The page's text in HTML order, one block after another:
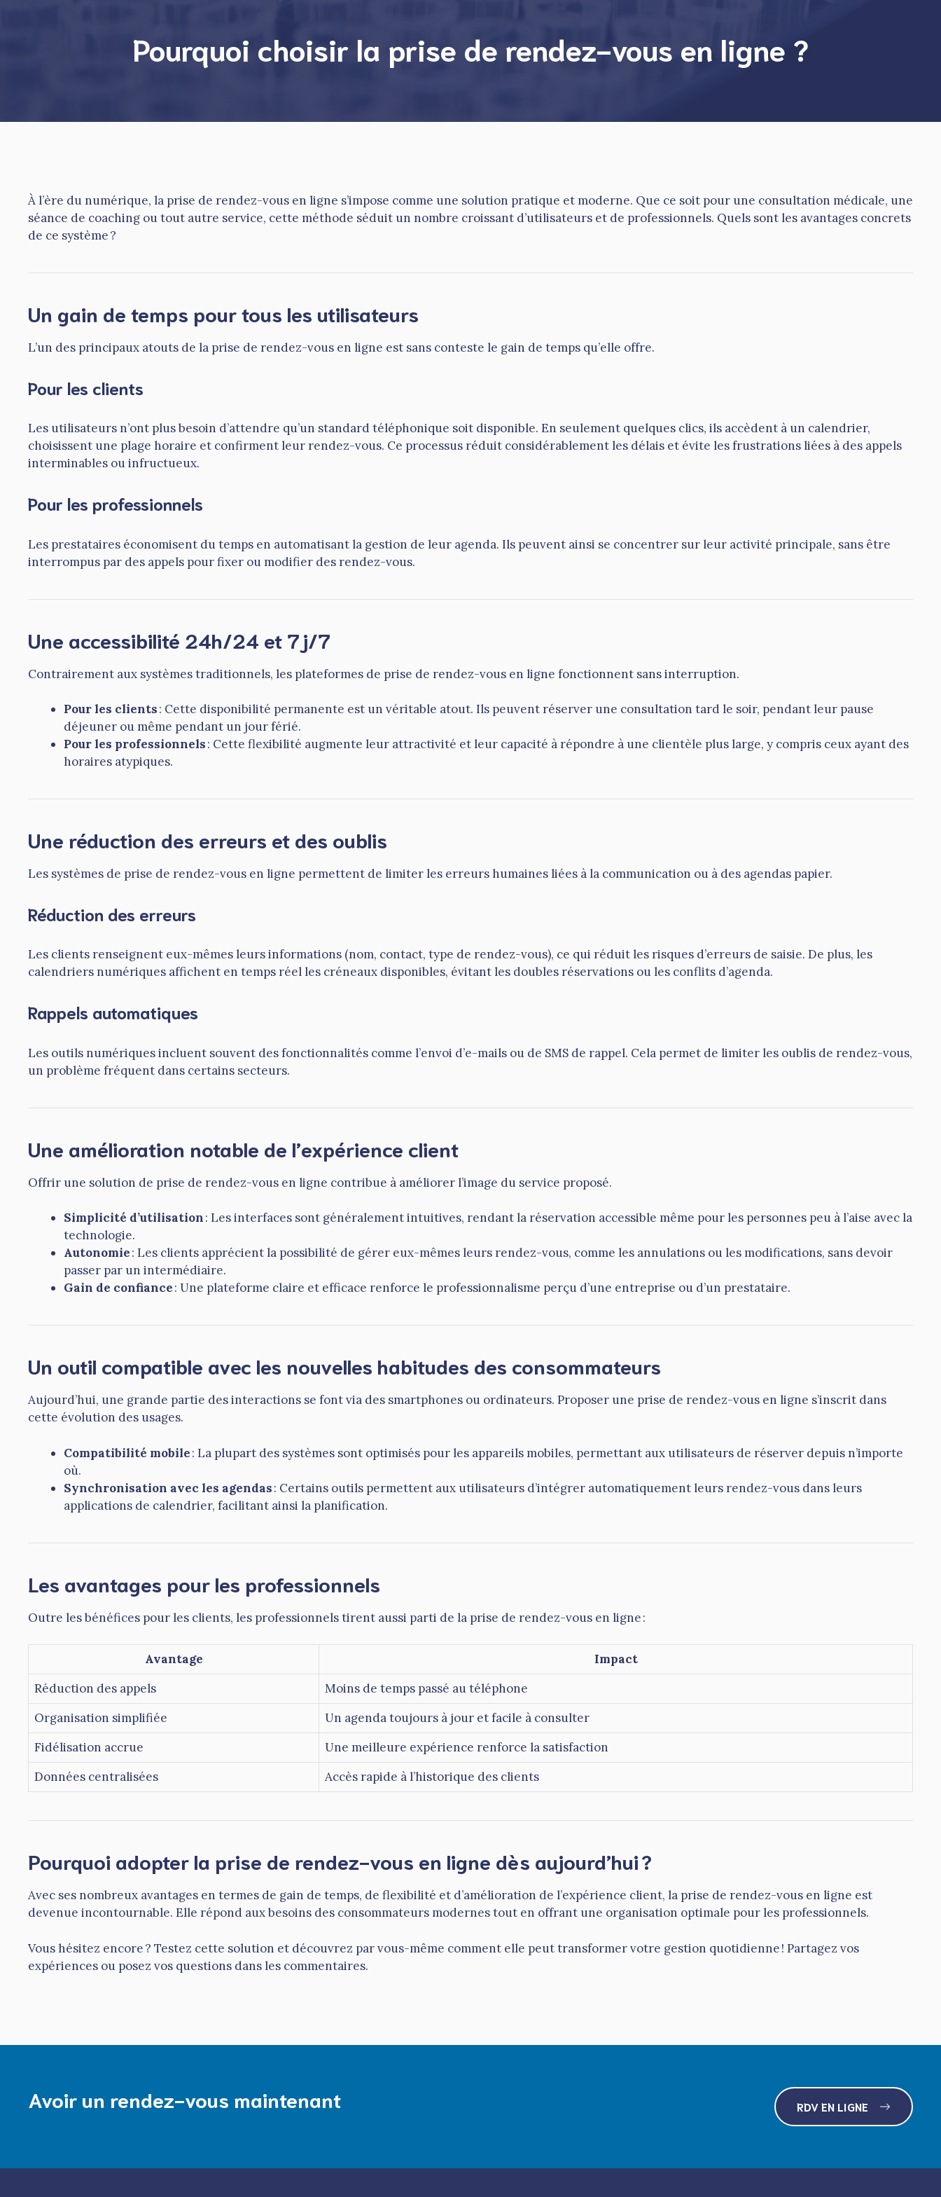
Pourquoi choisir la prise de rendez-vous en ligne ?
À l’ère du numérique, la prise de rendez-vous en ligne s’impose comme une solution pratique et moderne. Que ce soit pour une consultation médicale, une
séance de coaching ou tout autre service, cette méthode séduit un nombre croissant d’utilisateurs et de professionnels. Quels sont les avantages concrets
de ce système ?
Un gain de temps pour tous les utilisateurs
L’un des principaux atouts de la prise de rendez-vous en ligne est sans conteste le gain de temps qu’elle offre.
Pour les clients
Les utilisateurs n’ont plus besoin d’attendre qu’un standard téléphonique soit disponible. En seulement quelques clics, ils accèdent à un calendrier,
choisissent une plage horaire et confirment leur rendez-vous. Ce processus réduit considérablement les délais et évite les frustrations liées à des appels
interminables ou infructueux.
Pour les professionnels
Les prestataires économisent du temps en automatisant la gestion de leur agenda. Ils peuvent ainsi se concentrer sur leur activité principale, sans être
interrompus par des appels pour fixer ou modifier des rendez-vous.
Une accessibilité 24h/24 et 7j/7
Contrairement aux systèmes traditionnels, les plateformes de prise de rendez-vous en ligne fonctionnent sans interruption.
Pour les clients: Cette disponibilité permanente est un véritable atout. Ils peuvent réserver une consultation tard le soir, pendant leur pause
déjeuner ou même pendant un jour férié.
Pour les professionnels: Cette flexibilité augmente leur attractivité et leur capacité à répondre à une clientèle plus large, y compris ceux ayant des
horaires atypiques.
Une réduction des erreurs et des oublis
Les systèmes de prise de rendez-vous en ligne permettent de limiter les erreurs humaines liées à la communication ou à des agendas papier.
Réduction des erreurs
Les clients renseignent eux-mêmes leurs informations (nom, contact, type de rendez-vous), ce qui réduit les risques d’erreurs de saisie. De plus, les
calendriers numériques affichent en temps réel les créneaux disponibles, évitant les doubles réservations ou les conflits d’agenda.
Rappels automatiques
Les outils numériques incluent souvent des fonctionnalités comme l’envoi d’e-mails ou de SMS de rappel. Cela permet de limiter les oublis de rendez-vous,
un problème fréquent dans certains secteurs.
Une amélioration notable de l’expérience client
Offrir une solution de prise de rendez-vous en ligne contribue à améliorer l’image du service proposé.
Simplicité d’utilisation: Les interfaces sont généralement intuitives, rendant la réservation accessible même pour les personnes peu à l’aise avec la
technologie.
Autonomie: Les clients apprécient la possibilité de gérer eux-mêmes leurs rendez-vous, comme les annulations ou les modifications, sans devoir
passer par un intermédiaire.
Gain de confiance: Une plateforme claire et efficace renforce le professionnalisme perçu d’une entreprise ou d’un prestataire.
Un outil compatible avec les nouvelles habitudes des consommateurs
Aujourd’hui, une grande partie des interactions se font via des smartphones ou ordinateurs. Proposer une prise de rendez-vous en ligne s’inscrit dans
cette évolution des usages.
Compatibilité mobile: La plupart des systèmes sont optimisés pour les appareils mobiles, permettant aux utilisateurs de réserver depuis n’importe
où.
Synchronisation avec les agendas: Certains outils permettent aux utilisateurs d’intégrer automatiquement leurs rendez-vous dans leurs
applications de calendrier, facilitant ainsi la planification.
Les avantages pour les professionnels
Outre les bénéfices pour les clients, les professionnels tirent aussi parti de la prise de rendez-vous en ligne :
Avantage
Impact
Réduction des appels
Moins de temps passé au téléphone
Organisation simplifiée
Un agenda toujours à jour et facile à consulter
Fidélisation accrue
Une meilleure expérience renforce la satisfaction
Données centralisées
Accès rapide à l’historique des clients
Pourquoi adopter la prise de rendez-vous en ligne dès aujourd’hui ?
Avec ses nombreux avantages en termes de gain de temps, de flexibilité et d’amélioration de l’expérience client, la prise de rendez-vous en ligne est
devenue incontournable. Elle répond aux besoins des consommateurs modernes tout en offrant une organisation optimale pour les professionnels.
Vous hésitez encore ? Testez cette solution et découvrez par vous-même comment elle peut transformer votre gestion quotidienne ! Partagez vos
expériences ou posez vos questions dans les commentaires.
Avoir un rendez-vous maintenant RDV EN LIGNE